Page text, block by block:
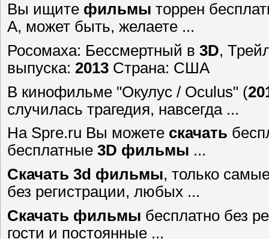
Вы ищите фильмы торрен
А, может быть, желаете ...
Росомаха: Бессмертный в 3D,
выпуска: 2013 Страна: США
В кинофильме "Окулус / Oculus" (
случилась трагедия, навсегда ...
На Spre.ru Вы можете скачать
бесплатные 3D фильмы ...
Скачать 3d фильмы, только
без регистрации, любых ...
Скачать фильмы бесплатно без
гости и постоянные ...